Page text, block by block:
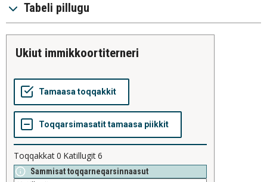
Tabeli pillugu
ukiut immikkoortiterneri
Toqqakkat0 Katillugit6
Sammisat toqqarneqarsinnaasut